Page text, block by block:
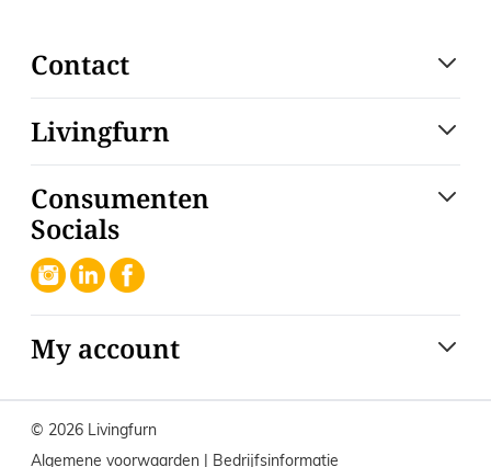
Contact
Livingfurn
Consumenten
Socials
My account
© 2026 Livingfurn
Algemene voorwaarden | Bedrijfsinformatie